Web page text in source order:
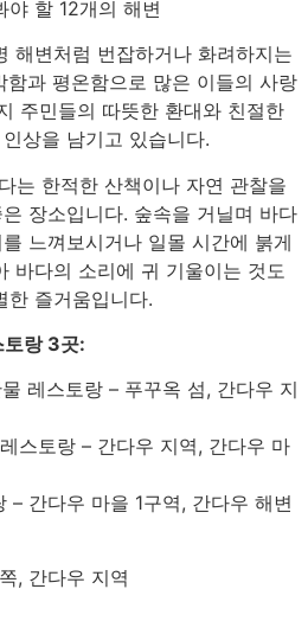
해변처럼 번잡하거나 화려하지는
과 평온함으로 많은 이들의 사랑
주민들의 따뜻한 환대와 친절한
상을 남기고 있습니다.
는 한적한 산책이나 자연 관찰을
장소입니다. 숲속을 거닐며 바다
느껴보시거나 일몰 시간에 붉게
바다의 소리에 귀 기울이는 것도
한 즐거움입니다.
토랑 3곳:
레스토랑 – 푸꾸옥 섬, 간다우 지
스토랑 – 간다우 지역, 간다우 마
– 간다우 마을 1구역, 간다우 해변
, 간다우 지역